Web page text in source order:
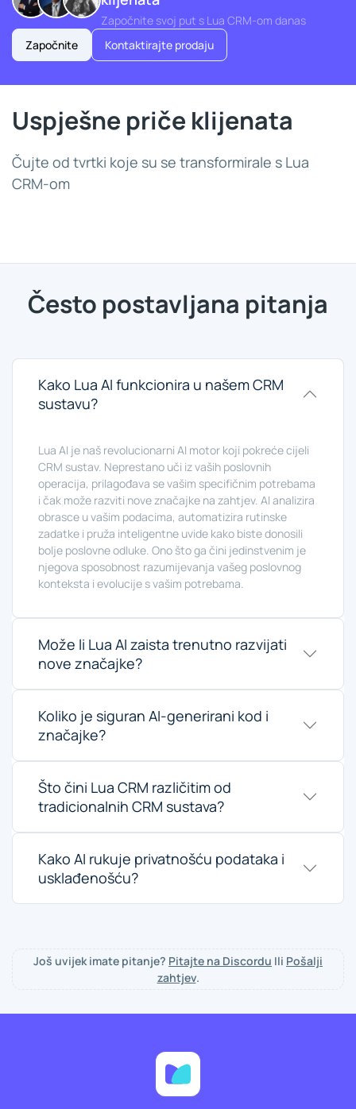
Započnite svoj put s Lua CRM-om danas
Započnite
Kontaktirajte prodaju
Uspješne priče klijenata
Čujte od tvrtki koje su se transformirale s Lua
CRM-om
Često postavljana pitanja
Kako Lua AI funkcionira u našem CRM
sustavu?
Lua AI je naš revolucionarni AI motor koji pokreće cijeli
CRM sustav. Neprestano uči iz vaših poslovnih
operacija, prilagođava se vašim specifičnim potrebama
i čak može razviti nove značajke na zahtjev. AI analizira
obrasce u vašim podacima, automatizira rutinske
zadatke i pruža inteligentne uvide kako biste donosili
bolje poslovne odluke. Ono što ga čini jedinstvenim je
njegova sposobnost razumijevanja vašeg poslovnog
konteksta i evolucije s vašim potrebama.
Može li Lua AI zaista trenutno razvijati
nove značajke?
Koliko je siguran AI-generirani kod i
značajke?
Što čini Lua CRM različitim od
tradicionalnih CRM sustava?
Kako AI rukuje privatnošću podataka i
usklađenošću?
Još uvijek imate pitanje? Pitajte na Discordu Ili Pošalji
zahtjev.